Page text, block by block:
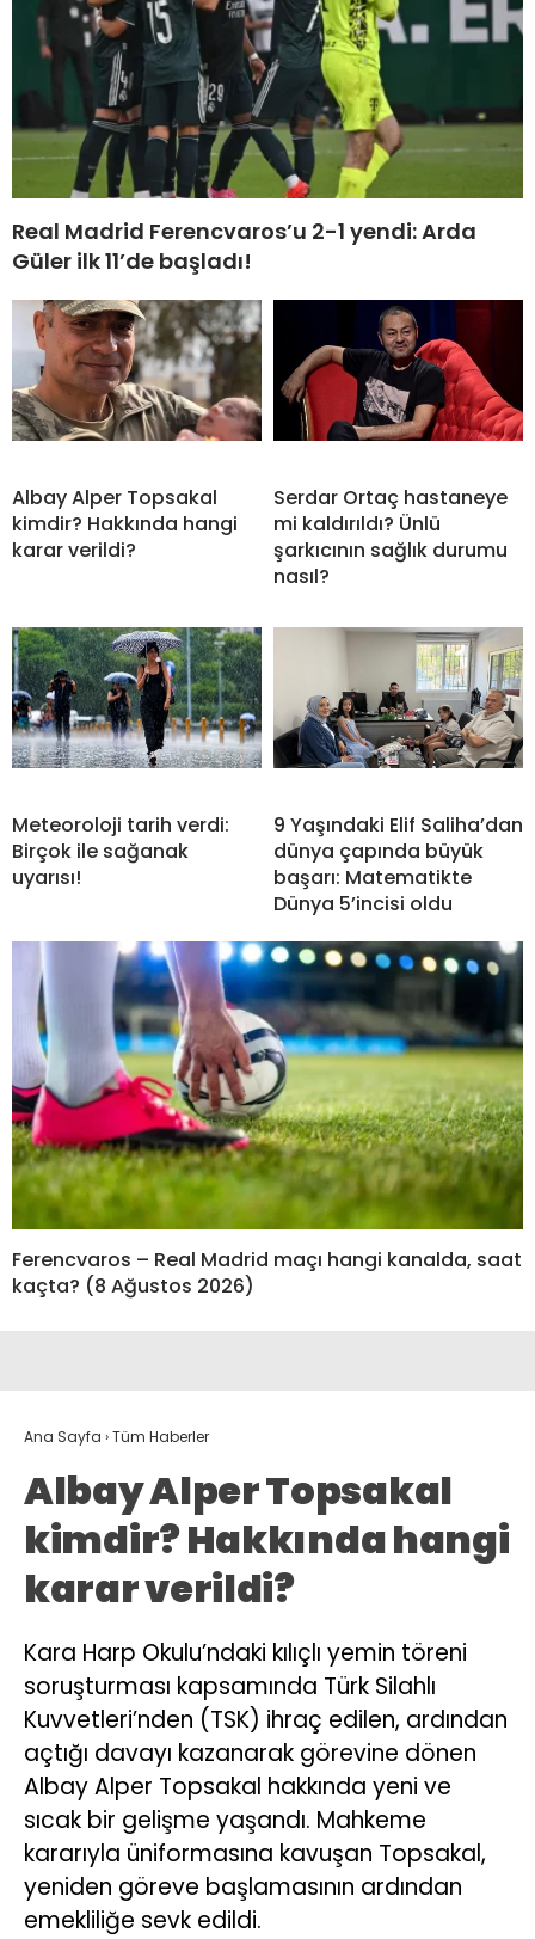
Real Madrid Ferencvaros’u 2-1 yendi: Arda
Güler ilk 11’de başladı!
Albay Alper Topsakal
kimdir? Hakkında hangi
karar verildi?
Serdar Ortaç hastaneye
mi kaldırıldı? Ünlü
şarkıcının sağlık durumu
nasıl?
Meteoroloji tarih verdi:
Birçok ile sağanak
uyarısı!
9 Yaşındaki Elif Saliha’dan
dünya çapında büyük
başarı: Matematikte
Dünya 5’incisi oldu
Ferencvaros – Real Madrid maçı hangi kanalda, saat
kaçta? (8 Ağustos 2026)
Ana Sayfa ›Tüm Haberler
Albay Alper Topsakal
kimdir? Hakkında hangi
karar verildi?
Kara Harp Okulu’ndaki kılıçlı yemin töreni
soruşturması kapsamında Türk Silahlı
Kuvvetleri’nden (TSK) ihraç edilen, ardından
açtığı davayı kazanarak görevine dönen
Albay Alper Topsakal hakkında yeni ve
sıcak bir gelişme yaşandı. Mahkeme
kararıyla üniformasına kavuşan Topsakal,
yeniden göreve başlamasının ardından
emekliliğe sevk edildi.